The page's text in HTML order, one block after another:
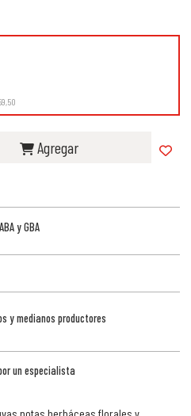
Agregar
y GBA
y medianos productores
un especialista